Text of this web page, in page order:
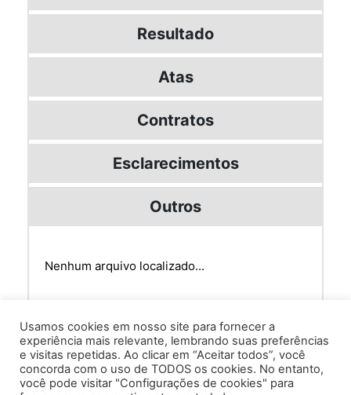
Resultado
Atas
Contratos
Esclarecimentos
Outros
Nenhum arquivo localizado...
Av. Prof. Armando Alves da Silva, nº 1950 - Zacarias,
Usamos cookies em nosso site para fornecer a
experiência mais relevante, lembrando suas preferências
e visitas repetidas. Ao clicar em “Aceitar todos”, você
concorda com o uso de TODOS os cookies. No entanto,
você pode visitar "Configurações de cookies" para